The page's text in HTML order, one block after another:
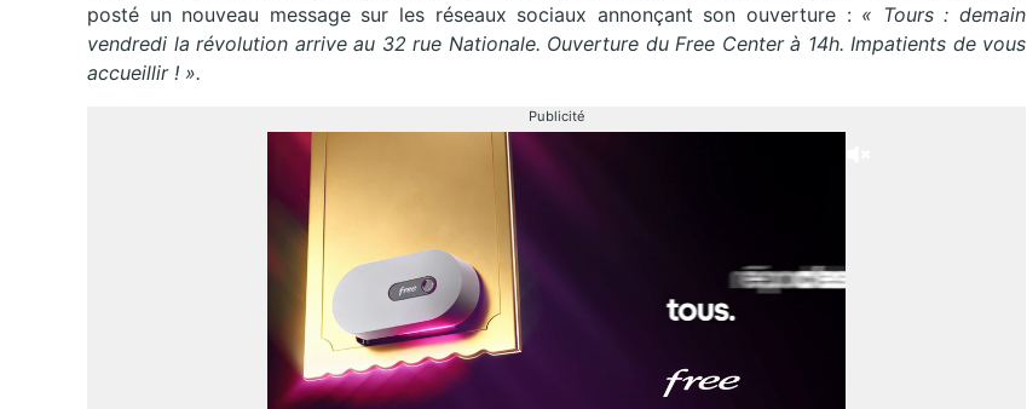
posté un nouveau message sur les réseaux sociaux annonçant son ouverture : « Tours : demain
vendredi la révolution arrive au 32 rue Nationale. Ouverture du Free Center à 14h. Impatients de vous
accueillir ! ».
Publicité